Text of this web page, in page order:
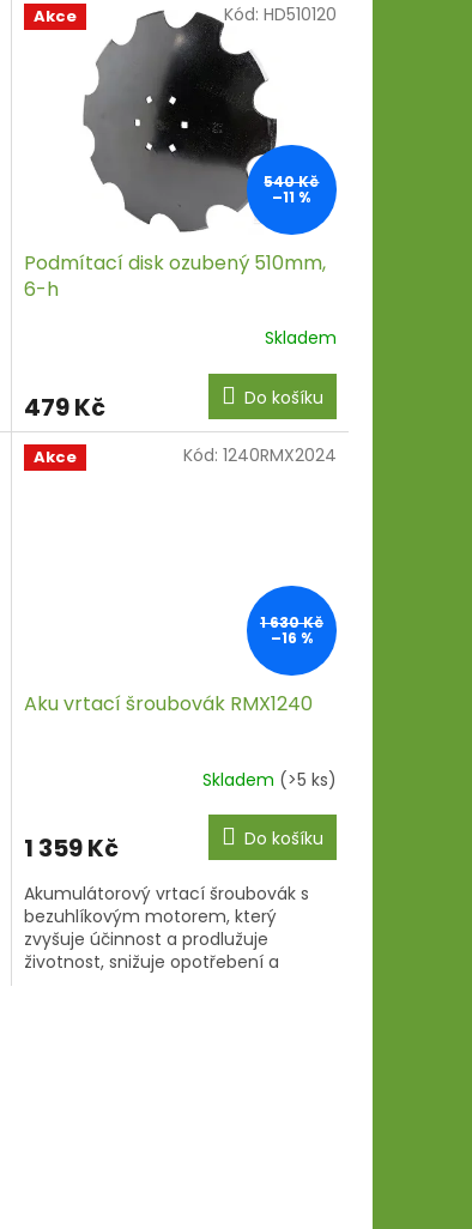
Akce
540 Kč
–11 %
Podmítací disk ozubený 510mm,
6-h
Skladem
479 Kč Do košíku
Kód: HD510120
Akce
1 630 Kč
–16 %
Aku vrtací šroubovák RMX1240
Skladem (>5 ks)
1 359 Kč Do košíku
Akumulátorový vrtací šroubovák s
bezuhlíkovým motorem, který
zvyšuje účinnost a prodlužuje
životnost, snižuje opotřebení a
Kód: 1240RMX2024